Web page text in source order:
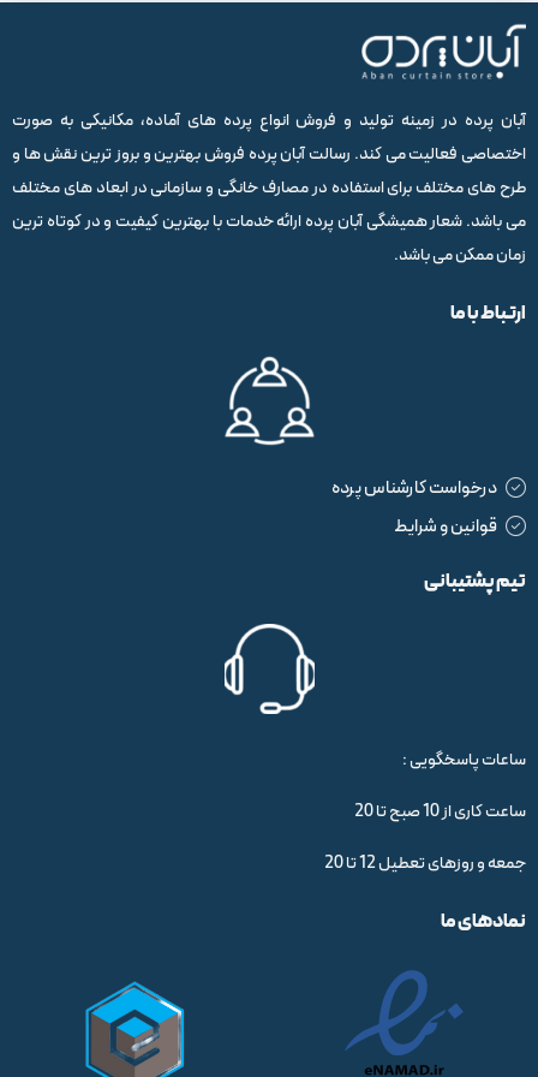
آبان پرده در زمینه تولید و فروش انواع پرده های آماده، مکانیکی به صورت
اختصاصی فعالیت می کند. رسالت آبان پرده فروش بهترین و بروز ترین نقش ها و
طرح های مختلف برای استفاده در مصارف خانگی و سازمانی در ابعاد های مختلف
می باشد. شعار همیشگی آبان پرده ارائه خدمات با بهترین کیفیت و در کوتاه ترین
زمان ممکن می باشد.
ارتباط با ما
درخواست کارشناس پرده
قوانین و شرایط
تیم پشتیبانی
ساعات پاسخگویی :
ساعت کاری از 10 صبح تا 20
جمعه و روزهای تعطیل 12 تا 20
نمادهای ما